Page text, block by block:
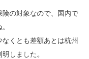
の対象なので、国内で
くとも差額あとは杭州
しました。